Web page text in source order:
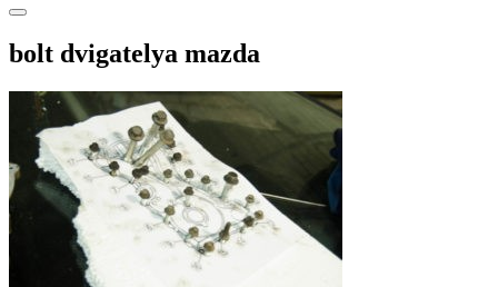
bolt dvigatelya mazda